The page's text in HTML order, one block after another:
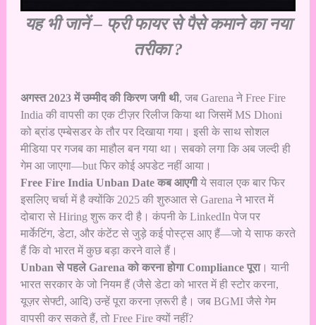
यह भी जानें – फ्री फायर से पैसे कमाने का नया
तरीका ?
अगस्त 2023 में उम्मीद की किरण जगी थी, जब Garena ने Free Fire
India की वापसी का एक टीज़र रिलीज किया था जिसमें MS Dhoni
को ब्रांड एम्बेसडर के तौर पर दिखाया गया। इसी के साथ सोशल
मीडिया पर गजब का माहौल बन गया था। सबको लगा कि अब जल्दी ही
गेम आ जाएगा—but फिर कोई अपडेट नहीं आया।
Free Fire India Unban Date कब आएगीये सवाल एक बार फिर
इसलिए चर्चा में है क्योंकि 2025 की शुरुआत से Garena ने भारत में
दोबारा से Hiring शुरू कर दी है। कंपनी के LinkedIn पेज पर
मार्केटिंग, डेटा, और कंटेंट से जुड़े कई पोस्ट्स आए हैं—जो ये साफ करते
हैं कि वो भारत में कुछ बड़ा करने वाले हैं।
Unban से पहले Garena को करना होगा Compliance पूरा। यानी
भारत सरकार के जो नियम हैं (जैसे डेटा को भारत में ही स्टोर करना,
यूज़र सेफ्टी, आदि) उन्हें पूरा करना ज़रूरी है। जब BGMI जैसे गेम
वापसी कर सकते हैं, तो Free Fire क्यों नहीं?